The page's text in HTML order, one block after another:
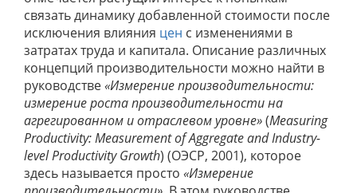
связать динамику добавленной стоимости после
исключения влияния цен с изменениями в
затратах труда и капитала. Описание различных
концепций производительности можно найти в
руководстве«Измерение производительности:
измерение роста производительности на
агрегированном и отраслевом уровне»(Measuring
Productivity: Measurement of Aggregate and Industry-
level Productivity Growth) (ОЭСР, 2001), которое
здесь называется просто «Измерение